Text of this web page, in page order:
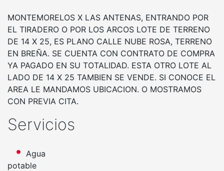
MONTEMORELOS X LAS ANTENAS, ENTRANDO POR
EL TIRADERO O POR LOS ARCOS LOTE DE TERRENO
DE 14 X 25, ES PLANO CALLE NUBE ROSA, TERRENO
EN BREÑA. SE CUENTA CON CONTRATO DE COMPRA
YA PAGADO EN SU TOTALIDAD. ESTA OTRO LOTE AL
LADO DE 14 X 25 TAMBIEN SE VENDE. SI CONOCE EL
AREA LE MANDAMOS UBICACION. O MOSTRAMOS
CON PREVIA CITA.
Servicios
Agua
potable